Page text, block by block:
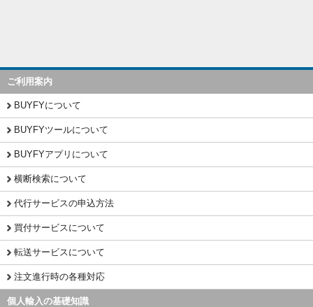
ご利用案内
BUYFYについて
BUYFYツールについて
BUYFYアプリについて
横断検索について
代行サービスの申込方法
買付サービスについて
転送サービスについて
注文進行時の各種対応
個人輸入の基礎知識